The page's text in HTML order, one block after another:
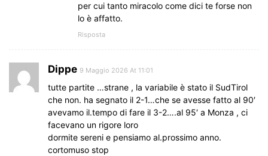
per cui tanto miracolo come dici te forse non
lo è affatto.
Risposta
Dippe 9 Maggio 2026 At 11:01
tutte partite …strane , la variabile è stato il SudTirol
che non. ha segnato il 2-1…che se avesse fatto al 90′
avevamo il.tempo di fare il 3-2….al 95′ a Monza , ci
facevano un rigore loro
dormite sereni e pensiamo al.prossimo anno.
cortomuso stop